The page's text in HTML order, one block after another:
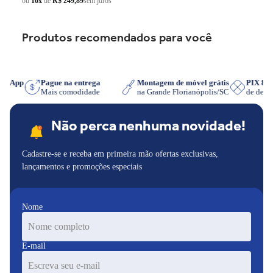
Produtos recomendados para você
Pague na entrega
Mais comodidade
Montagem de móvel grátis
na Grande Florianópolis/SC
PIX
de
Não perca nenhuma novidade!
Cadastre-se e receba em primeira mão ofertas exclusivas,
lançamentos e promoções especiais
Nome
E-mail